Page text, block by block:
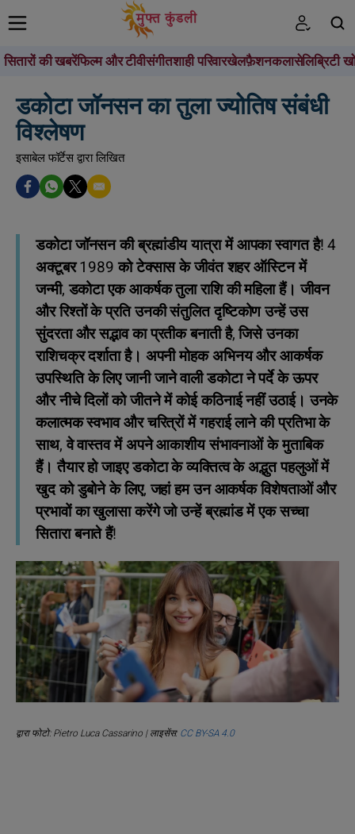
सितारों की खबरेंफिल्म और टीवीसंगीतशाही परिवारखेलफ़ैशनकलासेलिब्रिटी
खोजें
डकोटा जॉनसन का तुला ज्योतिष संबंधी
विश्लेषण
इसाबेल फॉर्टेस द्वारा लिखित
डकोटा जॉनसन की ब्रह्मांडीय यात्रा में आपका स्वागत है! 4
अक्टूबर 1989 को टेक्सास के जीवंत शहर ऑस्टिन में
जन्मी, डकोटा एक आकर्षक तुला राशि की महिला हैं। जीवन
और रिश्तों के प्रति उनकी संतुलित दृष्टिकोण उन्हें उस
सुंदरता और सद्भाव का प्रतीक बनाती है, जिसे उनका
राशिचक्र दर्शाता है। अपनी मोहक अभिनय और आकर्षक
उपस्थिति के लिए जानी जाने वाली डकोटा ने पर्दे के ऊपर
और नीचे दिलों को जीतने में कोई कठिनाई नहीं उठाई। उनके
कलात्मक स्वभाव और चरित्रों में गहराई लाने की प्रतिभा के
साथ, वे वास्तव में अपने आकाशीय संभावनाओं के मुताबिक
हैं। तैयार हो जाइए डकोटा के व्यक्तित्व के अद्भुत पहलुओं में
खुद को डुबोने के लिए, जहां हम उन आकर्षक विशेषताओं और
प्रभावों का खुलासा करेंगे जो उन्हें ब्रह्मांड में एक सच्चा
सितारा बनाते हैं!
द्वारा फोटो: Pietro Luca Cassarino | लाइसेंस: CC BY-SA 4.0